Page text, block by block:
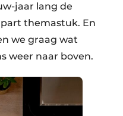
jaar lang de
themastuk. En
we graag wat
weer naar boven.